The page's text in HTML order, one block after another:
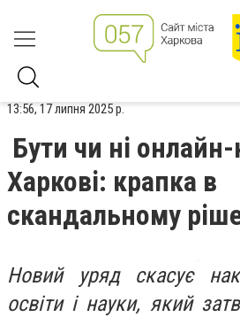
13:56, 17 липня 2025 р.
Бути чи ні
Харкові: крапка в
скандальному
Новий уряд скасує
освіти і науки, який